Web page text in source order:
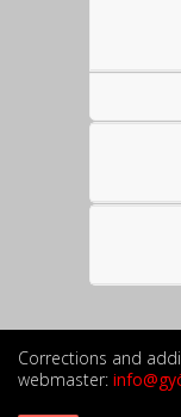
Corrections and
webmaster: